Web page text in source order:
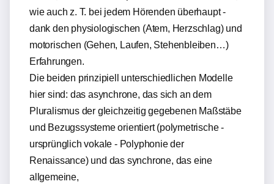
wie auch z. T. bei jedem Hörenden überhaupt -
dank den physiologischen (Atem, Herzschlag) und
motorischen (Gehen, Laufen, Stehenbleiben…)
Erfahrungen.
Die beiden prinzipiell unterschiedlichen Modelle
hier sind: das asynchrone, das sich an dem
Pluralismus der gleichzeitig gegebenen Maßstäbe
und Bezugssysteme orientiert (polymetrische -
ursprünglich vokale - Polyphonie der
Renaissance) und das synchrone, das eine
allgemeine,